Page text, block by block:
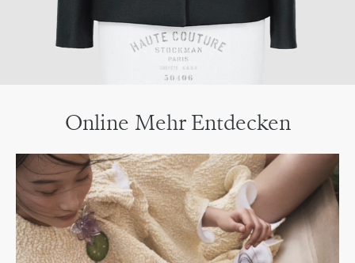
Online Mehr Entdecken